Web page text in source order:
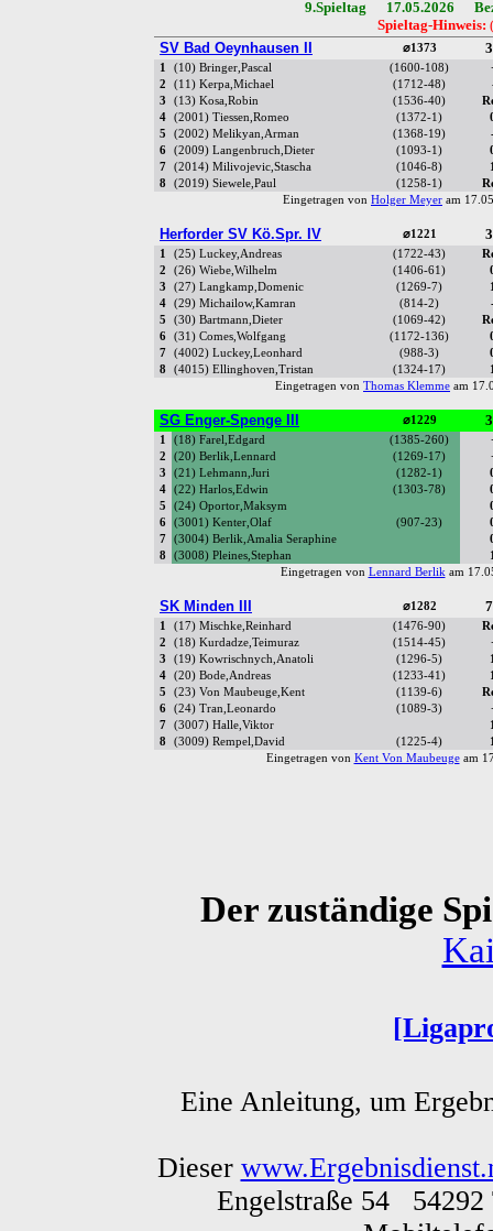
9.Spieltag 17.05.2026
Spieltag-Hinweis:
SV Bad Oeynhausen II
⌀1373
1 (10) Bringer,Pascal (1600-108)
2
(11) Kerpa,Michael (1712-48)
3
(13) Kosa,Robin (1536-40)
4
(2001) Tiessen,Romeo (1372-1)
5
(2002) Melikyan,Arman (1368-19)
6
(2009) Langenbruch,Dieter (1093-1)
7
(2014) Milivojevic,Stascha (1046-8)
8
(2019) Siewele,Paul (1258-1)
Eingetragen von Holger Meyer am
Herforder SV Kö.Spr. IV ⌀1221
1 (25) Luckey,Andreas (1722-43)
2
(26) Wiebe,Wilhelm (1406-61)
3
(27) Langkamp,Domenic (1269-7)
4
(29) Michailow,Kamran (814-2)
5
(30) Bartmann,Dieter (1069-42)
6
(31) Comes,Wolfgang (1172-136)
7
(4002) Luckey,Leonhard (988-3)
8
(4015) Ellinghoven,Tristan (1324-17)
Eingetragen von Thomas Klemme am
SG Enger-Spenge III ⌀1229
1 (18) Farel,Edgard (1385-260)
2
(20) Berlik,Lennard (1269-17)
3
(21) Lehmann,Juri (1282-1)
4
(22) Harlos,Edwin (1303-78)
5
(24) Oportor,Maksym
6
(3001) Kenter,Olaf (907-23)
7
(3004) Berlik,Amalia Seraphine
8
(3008) Pleines,Stephan
Eingetragen von Lennard Berlikam
SK Minden III ⌀1282
1 (17) Mischke,Reinhard (1476-90)
2
(18) Kurdadze,Teimuraz (1514-45)
3
(19) Kowrischnych,Anatoli (1296-5)
4
(20) Bode,Andreas (1233-41)
5
(23) Von Maubeuge,Kent (1139-6)
6
(24) Tran,Leonardo (1089-3)
7
(3007) Halle,Viktor
8
(3009) Rempel,David (1225-4)
Eingetragen von Kent Von Maubeugeam
Der zuständige
Eine Anleitung, um
Dieser
Engelstraße 54